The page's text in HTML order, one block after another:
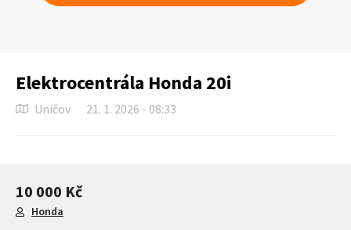
Elektrocentrála Honda 20i
Uničov 21. 1. 2026 - 08:33
10 000 Kč
Honda